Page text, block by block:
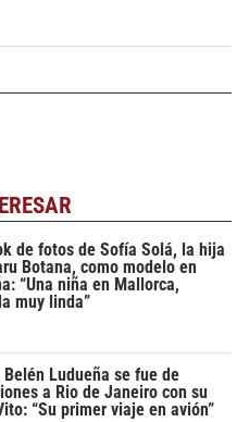
de fotos de Sofía Solá, la hija
Botana, como modelo en
“Una niña en Mallorca,
muy linda”
Belén Ludueña se fue de
a Rio de Janeiro con su
“Su primer viaje en avión”